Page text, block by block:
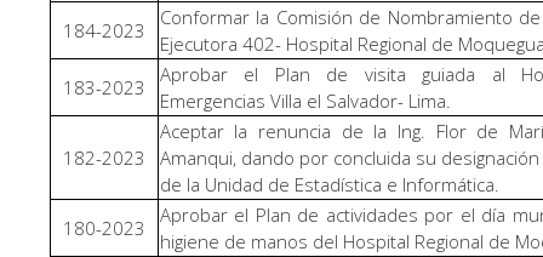
184-2023
Conformar la Comisión de Nombramiento
Ejecutora 402- Hospital Regional de
183-2023
Aprobar el Plan de visita guiada al
Emergencias Villa el Salvador- Lima.
182-2023
Aceptar la renuncia de la Ing. Flor de
Amanqui, dando por concluida su designación
de la Unidad de Estadística e Informática.
180-2023
Aprobar el Plan de actividades por el día
higiene de manos del Hospital Regional de